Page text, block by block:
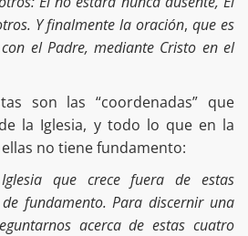
Y finalmente la oración,que es
el Padre, mediante Cristo en el
son las “coordenadas” que
la Iglesia, y todo lo que en la
no tiene fundamento:
que crece fuera de estas
de fundamento. Para discernir una
acerca de estas cuatro